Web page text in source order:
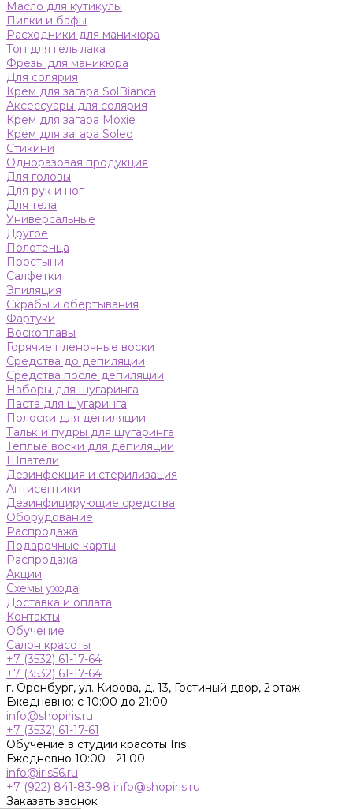
Масло для кутикулы
Пилки и бафы
Расходники для маникюра
Топ для гель лака
Фрезы для маникюра
Для солярия
Крем для загара SolBianca
Аксессуары для солярия
Крем для загара Moxie
Крем для загара Soleo
Стикини
Одноразовая продукция
Для головы
Для рук и ног
Для тела
Универсальные
Другое
Полотенца
Простыни
Салфетки
Эпиляция
Скрабы и обертывания
Фартуки
Воскоплавы
Горячие пленочные воски
Средства до депиляции
Средства после депиляции
Наборы для шугаринга
Паста для шугаринга
Полоски для депиляции
Тальк и пудры для шугаринга
Теплые воски для депиляции
Шпатели
Дезинфекция и стерилизация
Антисептики
Дезинфицирующие средства
Оборудование
Распродажа
Подарочные карты
Распродажа
Акции
Схемы ухода
Доставка и оплата
Контакты
Обучение
Салон красоты
+7 (3532) 61-17-64
+7 (3532) 61-17-64
г. Оренбург, ул. Кирова, д. 13, Гостиный двор, 2 этаж
Ежедневно: с 10:00 до 21:00
info@shopiris.ru
+7 (3532) 61-17-61
Обучение в студии красоты Iris
Ежедневно 10:00 - 21:00
info@iris56.ru
+7 (922) 841-83-98 info@shopiris.ru
Заказать звонок